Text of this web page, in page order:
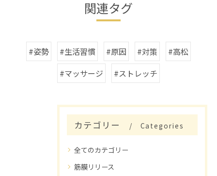
関連タグ
#姿勢 #生活習慣 #原因 #対策
#高松
#マッサージ
#ストレッチ
カテゴリー Categories
全てのカテゴリー
筋膜リリース